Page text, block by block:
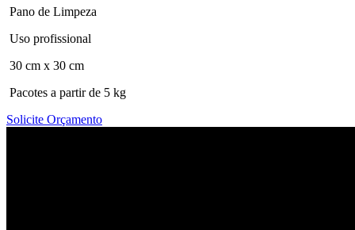
Pano de Limpeza
Uso profissional
30 cm x 30 cm
Pacotes a partir de 5 kg
Solicite Orçamento